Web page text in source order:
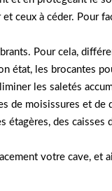
ceux à céder. Pour
Pour cela,
état, les brocantes
les saletés
de moisissures et de
étagères, des
votre cave,